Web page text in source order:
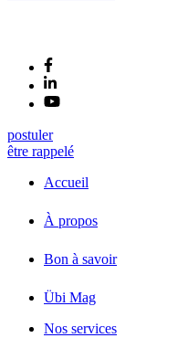
postuler
être rappelé
Accueil
À propos
Bon à savoir
Übi Mag
Nos services